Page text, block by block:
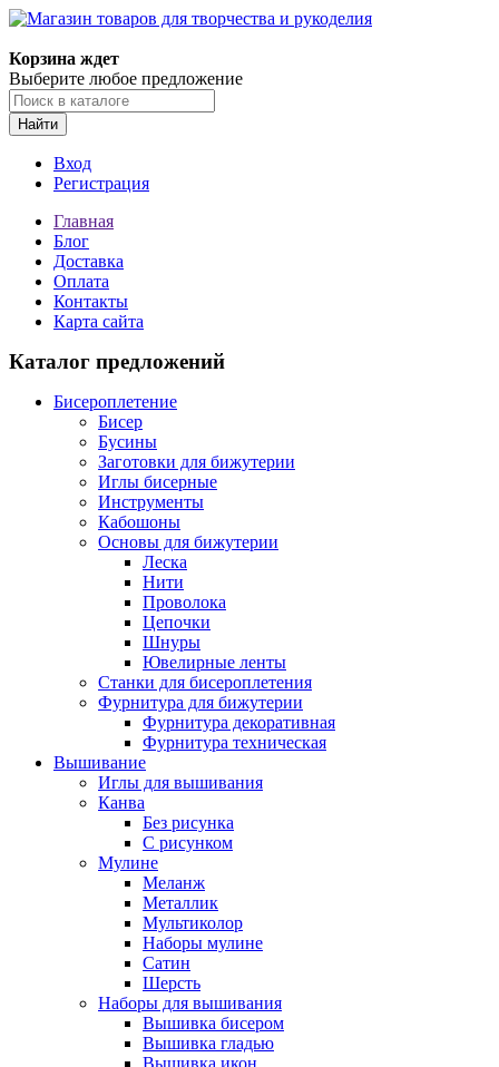
Корзина ждет
Выберите любое предложение
Найти
Вход
Регистрация
Главная
Блог
Доставка
Оплата
Контакты
Карта сайта
Каталог предложений
Бисероплетение
Бисер
Бусины
Заготовки для бижутерии
Иглы бисерные
Инструменты
Кабошоны
Основы для бижутерии
Леска
Нити
Проволока
Цепочки
Шнуры
Ювелирные ленты
Станки для бисероплетения
Фурнитура для бижутерии
Фурнитура декоративная
Фурнитура техническая
Вышивание
Иглы для вышивания
Канва
Без рисунка
С рисунком
Мулине
Меланж
Металлик
Мультиколор
Наборы мулине
Сатин
Шерсть
Наборы для вышивания
Вышивка бисером
Вышивка гладью
Вышивка икон